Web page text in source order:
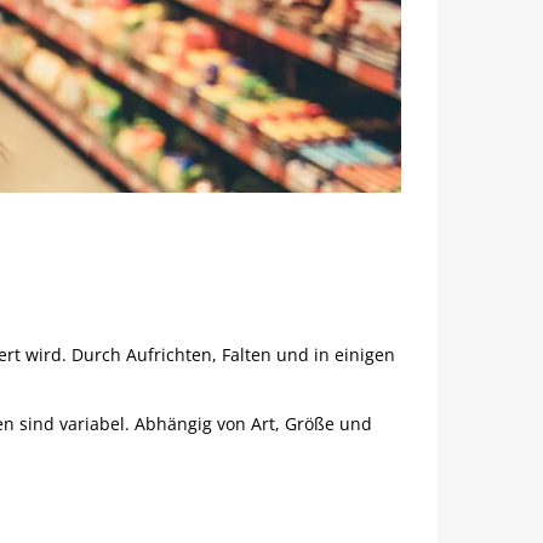
wird. Durch Aufrichten, Falten und in einigen
sind variabel. Abhängig von Art, Größe und